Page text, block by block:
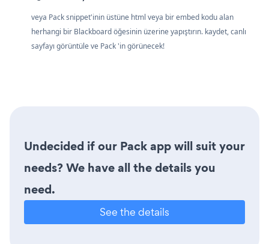
veya Pack snippet'inin üstüne html veya bir embed kodu alan
herhangi bir Blackboard öğesinin üzerine yapıştırın. kaydet, canlı
sayfayı görüntüle ve Pack 'in görünecek!
Undecided if our Pack app will suit your
needs? We have all the details you
need.
See the details